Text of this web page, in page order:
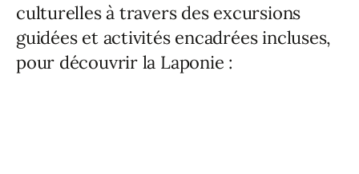
culturelles à travers des excursions
guidées et activités encadrées incluses,
pour découvrir la Laponie :